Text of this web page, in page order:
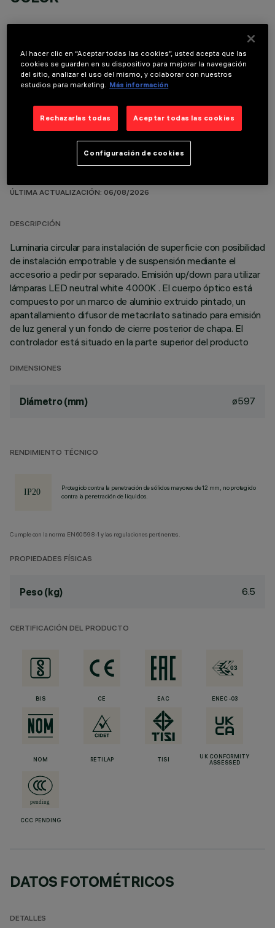
COMPONENTES OPCIONALES
ÚLTIMA ACTUALIZACIÓN: 06/08/2026
DESCRIPCIÓN
Luminaria circular para instalación de superficie con posibilidad
de instalación empotrable y de suspensión mediante el
accesorio a pedir por separado. Emisión up/down para utilizar
lámparas LED neutral white 4000K . El cuerpo óptico está
compuesto por un marco de aluminio extruido pintado, un
apantallamiento difusor de metacrilato satinado para emisión
de luz general y un fondo de cierre posterior de chapa. El
controlador está situado en la parte superior del producto
DIMENSIONES
Diámetro (mm) ø597
RENDIMIENTO TÉCNICO
Protegido contra la penetración de sólidos mayores de 12 mm, no protegido
contra la penetración de líquidos.
Cumple con la norma EN60598-1 y las regulaciones pertinentes.
PROPIEDADES FÍSICAS
Peso (kg) 6.5
CERTIFICACIÓN DEL PRODUCTO
BIS CE EAC ENEC-03
NOM RETILAP TISI
UK CONFORMITY
ASSESSED
CCC PENDING
DATOS FOTOMÉTRICOS
DETALLES
Al hacer clic en “Aceptar todas las cookies”, usted acepta que las
cookies se guarden en su dispositivo para mejorar la navegación
del sitio, analizar el uso del mismo, y colaborar con nuestros
estudios para marketing. Más información
Rechazarlas todas Aceptar todas las cookies
Configuración de cookies